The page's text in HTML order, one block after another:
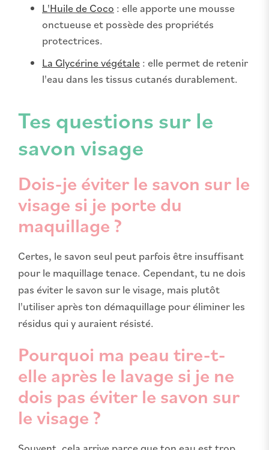
L'Huile de Coco : elle apporte une mousse
onctueuse et possède des propriétés
protectrices.
La Glycérine végétale : elle permet de retenir
l'eau dans les tissus cutanés durablement.
Tes questions sur le
savon visage
Dois-je éviter le savon sur le
visage si je porte du
maquillage ?
Certes, le savon seul peut parfois être insuffisant
pour le maquillage tenace. Cependant, tu ne dois
pas éviter le savon sur le visage, mais plutôt
l'utiliser après ton démaquillage pour éliminer les
résidus qui y auraient résisté.
Pourquoi ma peau tire-t-
elle après le lavage si je ne
dois pas éviter le savon sur
le visage ?